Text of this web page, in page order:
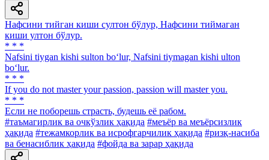
Нафсини тийган киши султон бўлур, Нафсини тиймаган
киши ултон бўлур.
* * *
Nafsini tiygan kishi sulton bo‘lur, Nafsini tiymagan kishi ulton
bo‘lur.
* * *
If you do not master your passion, passion will master you.
* * *
Если не поборешь страсть, будешь её рабом.
#таъмагирлик ва очкўзлик ҳақида #меъёр ва меъёрсизлик
ҳақида #тежамкорлик ва исрофгарчилик ҳақида #ризқ-насиба
ва бенасиблик ҳақида #фойда ва зарар ҳақида